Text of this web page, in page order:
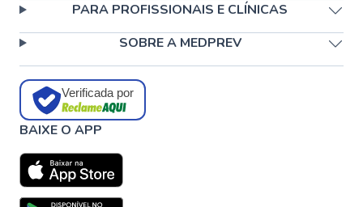
PARA PROFISSIONAIS E CLÍNICAS
SOBRE A MEDPREV
Verificada por
BAIXE O APP